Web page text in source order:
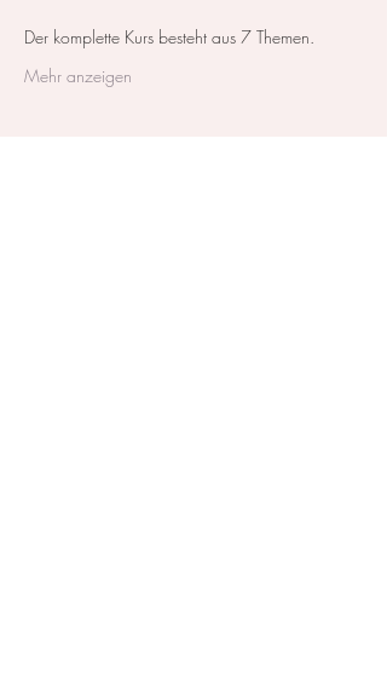
Der komplette Kurs besteht aus 7 Themen. ​
Mehr anzeigen